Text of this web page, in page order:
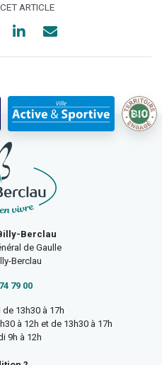
ARTICLE
Berclau
de Gaulle
Berclau
79 00
13h30 à 17h
à 12h et de 13h30 à 17h
9h à 12h